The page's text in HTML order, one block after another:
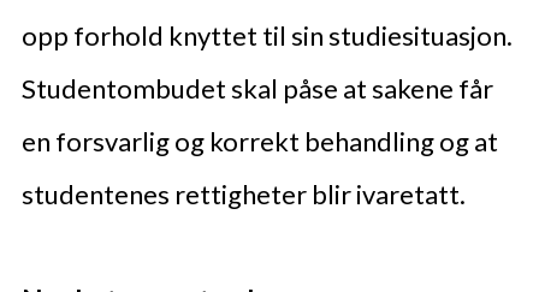
opp forhold knyttet til sin studiesituasjon.
Studentombudet skal påse at sakene får
en forsvarlig og korrekt behandling og at
studentenes rettigheter blir ivaretatt.